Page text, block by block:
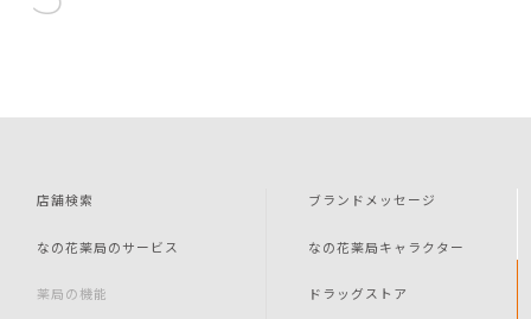
店舗検索
なの花薬局のサービス
薬局の機能
ブランドメッセージ
なの花薬局キャラクター
ドラッグストア